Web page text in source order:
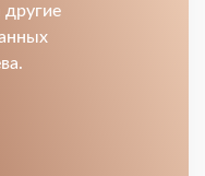
другие